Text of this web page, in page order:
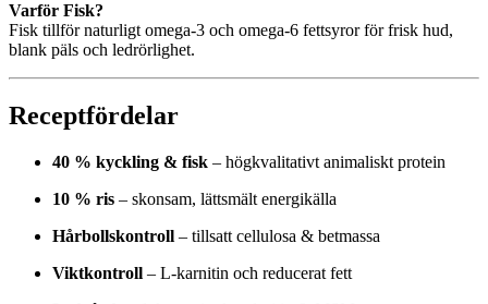
Varför Fisk?
Fisk tillför naturligt omega-3 och omega-6 fettsyror för frisk hud,
blank päls och ledrörlighet.
Receptfördelar
40 % kyckling & fisk – högkvalitativt animaliskt protein
10 % ris – skonsam, lättsmält energikälla
Hårbollskontroll – tillsatt cellulosa & betmassa
Viktkontroll – L-karnitin och reducerat fett